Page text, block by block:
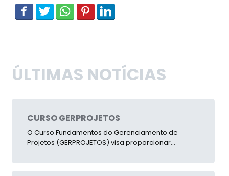
ÚLTIMAS NOTÍCIAS
CURSO GERPROJETOS
O Curso Fundamentos do Gerenciamento de
Projetos (GERPROJETOS) visa proporcionar...